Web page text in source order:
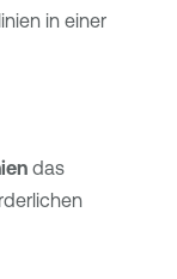
in einer
das